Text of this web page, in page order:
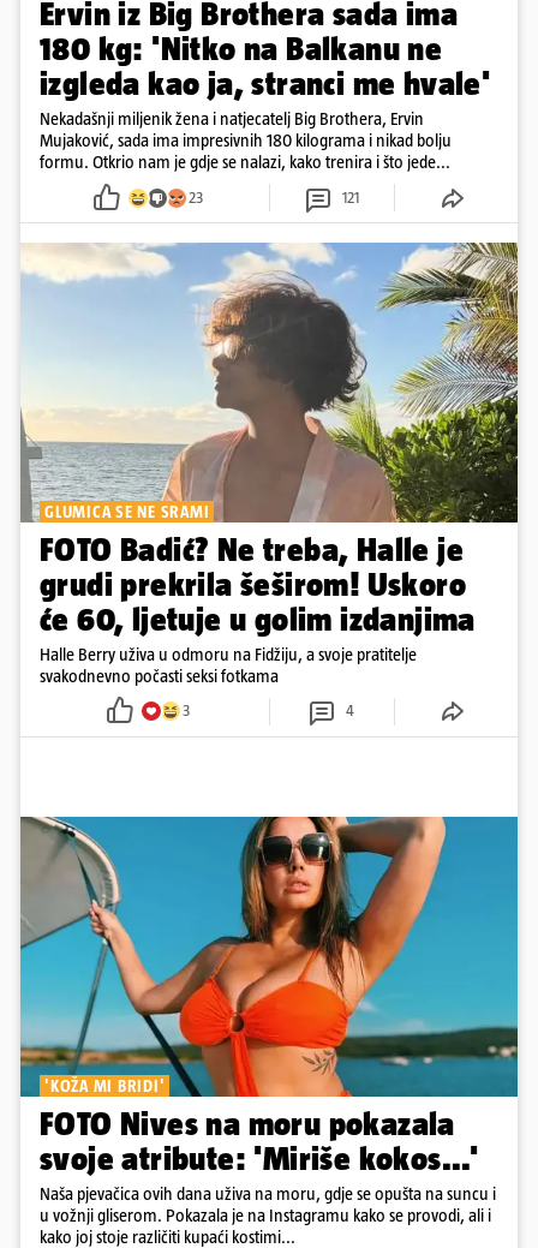
Ervin iz Big Brothera sada ima
180 kg: 'Nitko na Balkanu ne
izgleda kao ja, stranci me hvale'
Nekadašnji miljenik žena i natjecatelj Big Brothera, Ervin
Mujaković, sada ima impresivnih 180 kilograma i nikad bolju
formu. Otkrio nam je gdje se nalazi, kako trenira i što jede...
23 121
GLUMICA SE NE SRAMI
FOTO Badić? Ne treba, Halle je
grudi prekrila šeširom! Uskoro
će 60, ljetuje u golim izdanjima
Halle Berry uživa u odmoru na Fidžiju, a svoje pratitelje
svakodnevno počasti seksi fotkama
3 4
'KOŽA MI BRIDI'
FOTO Nives na moru pokazala
svoje atribute: 'Miriše kokos...'
Naša pjevačica ovih dana uživa na moru, gdje se opušta na suncu i
u vožnji gliserom. Pokazala je na Instagramu kako se provodi, ali i
kako joj stoje različiti kupaći kostimi...